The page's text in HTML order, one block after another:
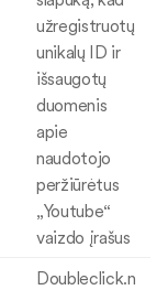
užregistruotų
unikalų ID ir
išsaugotų
duomenis
apie
naudotojo
peržiūrėtus
„Youtube“
vaizdo įrašus
Doubleclick.n